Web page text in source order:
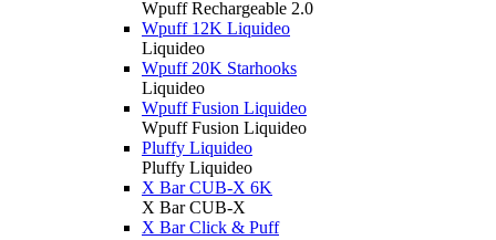
Wpuff Rechargeable 2.0
Wpuff 12K Liquideo
Liquideo
Wpuff 20K Starhooks
Liquideo
Wpuff Fusion Liquideo
Wpuff Fusion Liquideo
Pluffy Liquideo
Pluffy Liquideo
X Bar CUB-X 6K
X Bar CUB-X
X Bar Click & Puff